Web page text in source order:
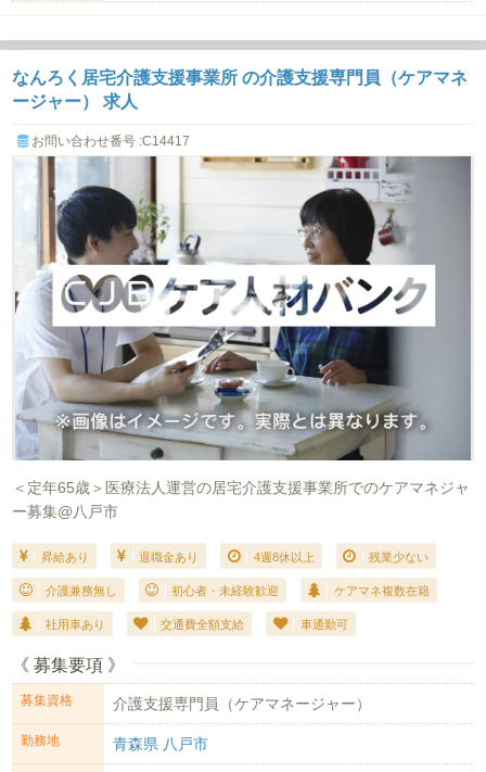
なんろく居宅介護支援事業所 の介護支援専門員（ケアマネ
ージャー） 求人
お問い合わせ番号 :C14417
＜定年65歳＞医療法人運営の居宅介護支援事業所でのケアマネジャ
ー募集@八戸市
昇給あり 退職金あり 4週8休以上 残業少ない
介護兼務無し 初心者・未経験歓迎 ケアマネ複数在籍
社用車あり 交通費全額支給 車通勤可
《 募集要項 》
募集資格 介護支援専門員（ケアマネージャー）
勤務地 青森県 八戸市